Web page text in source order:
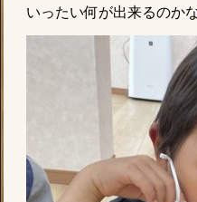
いったい何が出来るのか